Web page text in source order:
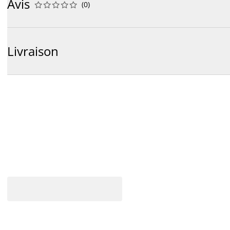
Avis 




 (0)
Livraison